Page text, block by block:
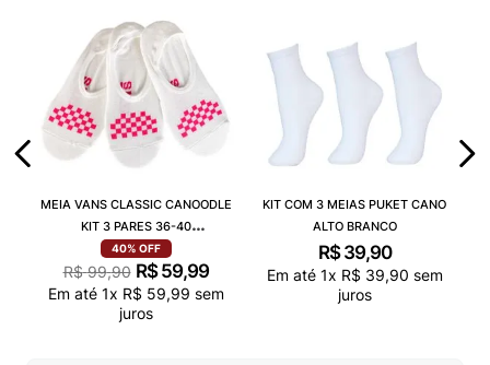
MEIA VANS CLASSIC CANOODLE
KIT 3 PARES 36-40
VN000QCAJU4
40% OFF
R$ 99,90 R$ 59,99
Em até 1x R$ 59,99 sem
juros
KIT COM 3 MEIAS PUKET CANO
ALTO BRANCO
R$ 39,90
Em até 1x R$ 39,90 sem
juros